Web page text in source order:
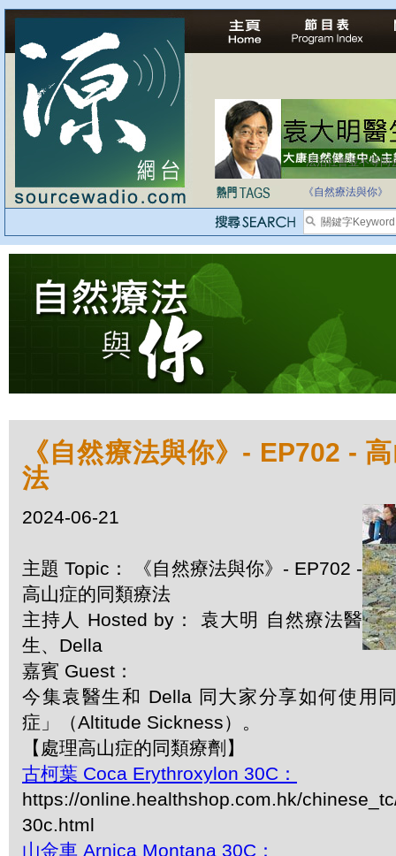
法治社會並不等同
自家教育合法化-
《自然療法與你》
《自然療法與你》- EP702 -
法
2024-06-21
主題 Topic： 《自然療法與你》- EP702 -
高山症的同類療法
主持人 Hosted by： 袁大明 自然療法醫
生、Della
嘉賓 Guest：
今集袁醫生和 Della 同大家分享如何使用
症」（Altitude Sickness）。
【處理高山症的同類療劑】
古柯葉 Coca Erythroxylon 30C：
https://online.healthshop.com.hk/
30c.html
山金車 Arnica Montana 30C：